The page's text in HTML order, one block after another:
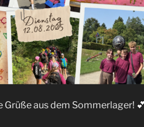
Grüße aus dem Sommerlager! 💕